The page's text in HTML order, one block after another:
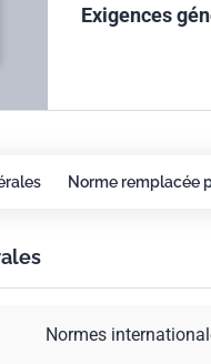
Exigences
Norme remplacée
Normes